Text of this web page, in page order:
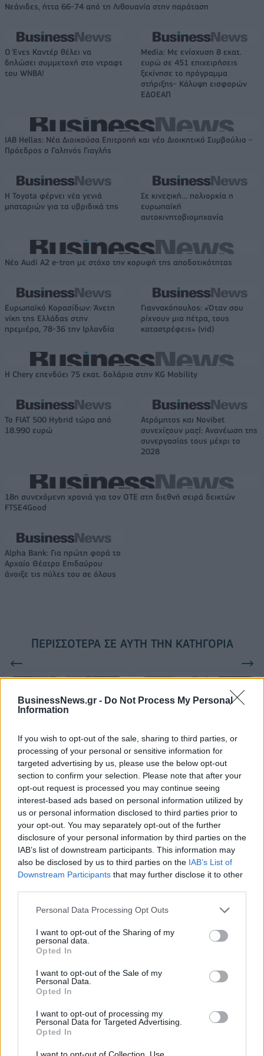
BusinessNews.gr - Do Not Process My Personal
Information
If you wish to opt-out of the sale, sharing to third parties, or
processing of your personal or sensitive information for
targeted advertising by us, please use the below opt-out
section to confirm your selection. Please note that after your
opt-out request is processed you may continue seeing
interest-based ads based on personal information utilized by
us or personal information disclosed to third parties prior to
your opt-out. You may separately opt-out of the further
disclosure of your personal information by third parties on the
IAB’s list of downstream participants. This information may
also be disclosed by us to third parties on the IAB’s List of
Downstream Participants that may further disclose it to other
Personal Data Processing Opt Outs
I want to opt-out of the Sharing of my
personal data.
Opted In
I want to opt-out of the Sale of my
Personal Data.
Opted In
I want to opt-out of processing my
Personal Data for Targeted Advertising.
Opted In
I want to opt-out of Collection, Use,
Νεάνιδες, ήττα 66-74 από τη Λιθουανία στην παράταση
Ο Ένες Καντέρ θέλει να
δηλώσει συμμετοχή στο ντραφτ
του WNBA!
Media: Με ενίσχυση 8 εκατ.
ευρώ σε 451 επιχειρήσεις
ξεκίνησε το πρόγραμμα
στήριξης- Κάλυψη εισφορών
ΕΔΟΕΑΠ
IAB Hellas: Νέα Διοικούσα Επιτροπή και νέο Διοικητικό Συμβούλιο -
Πρόεδρος ο Γαληνός Γιαγλής
Η Toyota φέρνει νέα γενιά
μπαταριών για τα υβριδικά της
Σε κινεζική… πολιορκία η
ευρωπαϊκή
αυτοκινητοβιομηχανία
Νέο Audi A2 e-tron με στόχο την κορυφή της αποδοτικότητας
Ευρωπαϊκό Κορασίδων: Άνετη
νίκη της Ελλάδας στην
πρεμιέρα, 78-36 την Ιρλανδία
Γιαννακόπουλος: «Όταν σου
ρίχνουν μια πέτρα, τους
καταστρέφεις» (vid)
Η Chery επενδύει 75 εκατ. δολάρια στην KG Mobility
Το FIAT 500 Hybrid τώρα από
18.990 ευρώ
Ατρόμητος και Novibet
συνεχίζουν μαζί: Ανανέωση της
συνεργασίας τους μέχρι το
2028
18η συνεχόμενη χρονιά για τον ΟΤΕ στη διεθνή σειρά δεικτών
FTSE4Good
Alpha Bank: Για πρώτη φορά το
Αρχαίο Θέατρο Επιδαύρου
άνοιξε τις πύλες του σε όλους
ΠΕΡΙΣΣΌΤΕΡΑ ΣΕ ΑΥΤΉ ΤΗΝ ΚΑΤΗΓΟΡΊΑ
18 Μαΐου - Διεθνής Ημέρα
Μουσείων: Τα μουσεία
γιορτάζουν με ελεύθερη
είσοδο και ποικίλες
δράσεις
13/05/2024 - 11:22
Οι «άγγελοι» της Victoria's
Secret επιστρέφουν
ύστερα από έξι χρόνια
16/05/2024 - 09:38
ΡΟΗ ΕΙΔΗΣΕΩΝ
ΥΠΑΑΤ: Επιπλέον 12,5 εκατ. ευρώ στις Περιφέρειες